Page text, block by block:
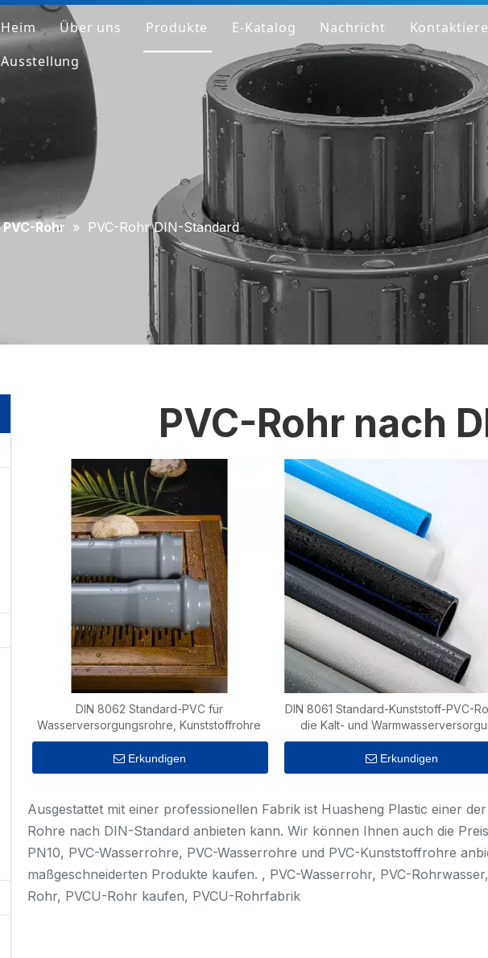
Heim Über uns
Unternehmensprofil
Stoff
Warum wir anders sind
Holen Sie sich ein Muster
Produkte
PVC-verstärkt
PVC-Ventil
Klares PVC-Rohr/Fitting/Ventil
HT-PVC-Rohr/Fitting/Ventil
PPH-Rohr
PPH-Anpassung
PPH-Ventil
PE-Rohr
PE-Fitting
PE-Ventil
Kunststoff-Spritzgussform
OEM-Service
HPRAY-Produkte
E-Katalog Nachricht
Ausstellung
PVC-Rohr » PVC-Rohr DIN-Standard
PVC-Rohr nach
DIN 8062 Standard-PVC für
Wasserversorgungsrohre, Kunststoffrohre
Erkundigen
DIN 8061 Standard-Kunststoff-PVC-
die Kalt- und
Erkundigen
Ausgestattet mit einer professionellen Fabrik ist Huasheng Plastic einer
Rohre nach DIN-Standard anbieten kann. Wir können Ihnen auch die
PN10, PVC-Wasserrohre, PVC-Wasserrohre und PVC-Kunststoffrohre
maßgeschneiderten Produkte kaufen. , PVC-Wasserrohr, PVC-
Rohr, PVCU-Rohr kaufen, PVCU-Rohrfabrik